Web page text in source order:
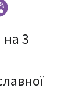
на 3